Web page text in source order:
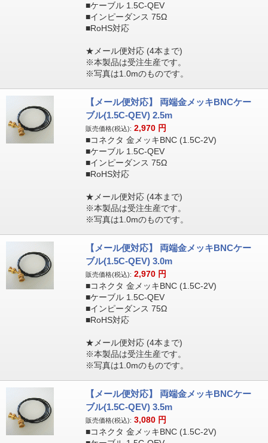
■ケーブル 1.5C-QEV
■インピーダンス 75Ω
■RoHS対応
★メール便対応 (4本まで)
※本製品は受注生産です。
※写真は1.0mのものです。
【メール便対応】 両端金メッキBNCケー
ブル(1.5C-QEV) 2.5m
販売価格(税込): 2,970 円
■コネクタ 金メッキBNC (1.5C-2V)
■ケーブル 1.5C-QEV
■インピーダンス 75Ω
■RoHS対応
★メール便対応 (4本まで)
※本製品は受注生産です。
※写真は1.0mのものです。
【メール便対応】 両端金メッキBNCケー
ブル(1.5C-QEV) 3.0m
販売価格(税込): 2,970 円
■コネクタ 金メッキBNC (1.5C-2V)
■ケーブル 1.5C-QEV
■インピーダンス 75Ω
■RoHS対応
★メール便対応 (4本まで)
※本製品は受注生産です。
※写真は1.0mのものです。
【メール便対応】 両端金メッキBNCケー
ブル(1.5C-QEV) 3.5m
販売価格(税込): 3,080 円
■コネクタ 金メッキBNC (1.5C-2V)